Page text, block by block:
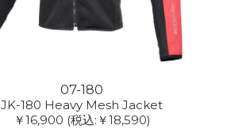
07-180
JK-180 Heavy Mesh Jacket
￥16,900 (税込:￥18,590)